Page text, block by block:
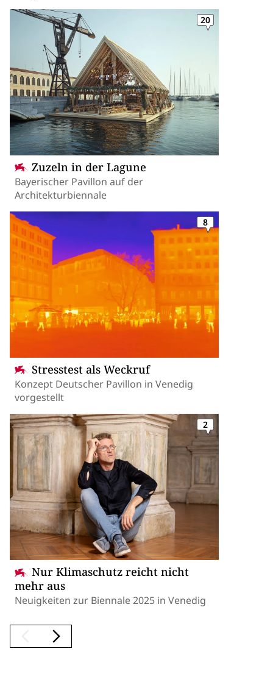
Zuzeln in der Lagune
Bayerischer Pavillon auf der
Architekturbiennale
20
Stresstest als Weckruf
Konzept Deutscher Pavillon in Venedig
vorgestellt
8
Nur Klimaschutz reicht nicht
mehr aus
Neuigkeiten zur Biennale 2025 in Venedig
2